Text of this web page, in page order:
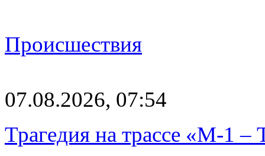
Происшествия
07.08.2026, 07:54
Трагедия на трассе «М-1 –